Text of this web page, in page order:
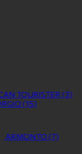
TOURISTER (3)
(15)
ARMONTO (7)